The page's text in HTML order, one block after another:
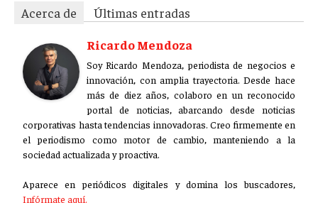
Acerca de
Últimas entradas
Ricardo Mendoza
Soy Ricardo Mendoza, periodista de negocios e
innovación, con amplia trayectoria. Desde hace
más de diez años, colaboro en un reconocido
portal de noticias, abarcando desde noticias
corporativas hasta tendencias innovadoras. Creo firmemente en
el periodismo como motor de cambio, manteniendo a la
sociedad actualizada y proactiva.
Aparece en periódicos digitales y domina los buscadores,
Infórmate aquí.